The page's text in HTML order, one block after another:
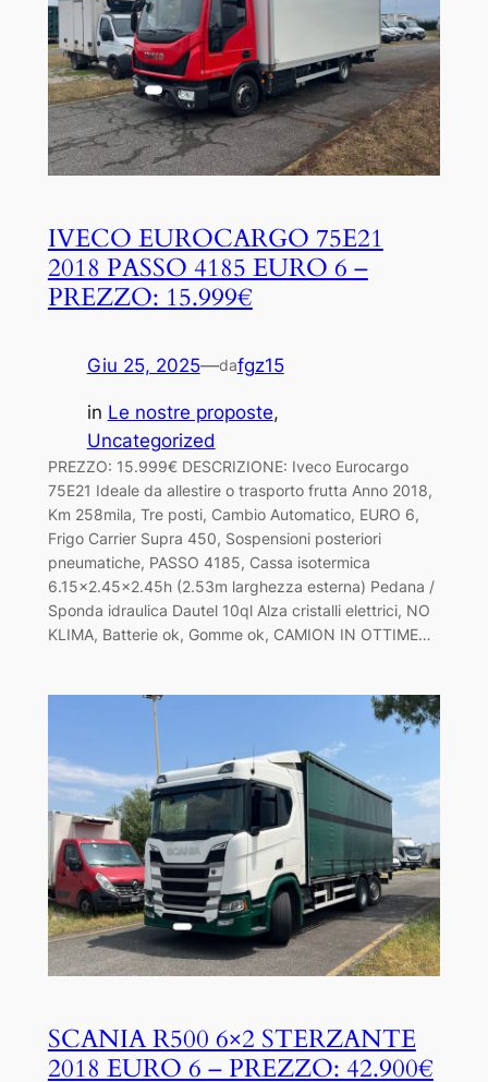
IVECO EUROCARGO 75E21
2018 PASSO 4185 EURO 6 –
PREZZO: 15.999€
Giu 25, 2025—dafgz15
in Le nostre proposte
Uncategorized
PREZZO: 15.999€ DESCRIZIONE: Iveco Eurocargo
75E21 Ideale da allestire o trasporto frutta Anno 2018,
Km 258mila, Tre posti, Cambio Automatico, EURO 6,
Frigo Carrier Supra 450, Sospensioni posteriori
pneumatiche, PASSO 4185, Cassa isotermica
6.15×2.45×2.45h (2.53m larghezza esterna) Pedana /
Sponda idraulica Dautel 10ql Alza cristalli elettrici, NO
KLIMA, Batterie ok, Gomme ok, CAMION IN OTTIME…
SCANIA R500 6×2 STERZANTE
2018 EURO 6 – PREZZO: 42.900€